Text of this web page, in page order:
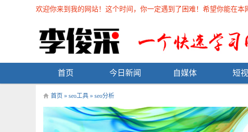
欢迎你来到我的网站！这个时间，你一定遇到了困难！希望你能在
首页 今日新闻 自媒体 短
首页 » seo工具 » seo分析